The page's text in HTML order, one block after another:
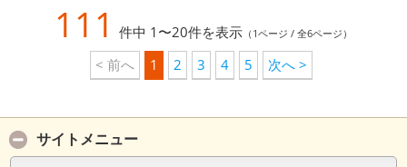
111 件中 1〜20件を表示 （1ページ / 全6ページ）
< 前へ 1 2 3 4 5 次へ >
サイトメニュー